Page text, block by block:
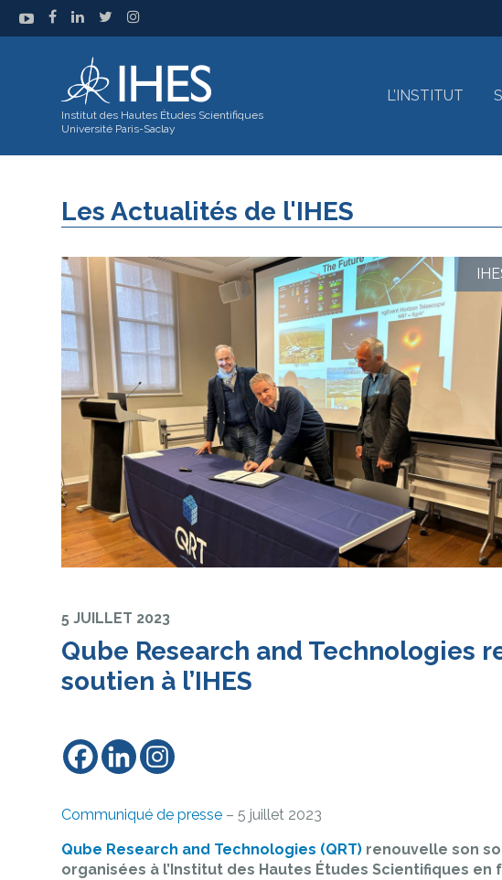
Institut des Hautes Études Scientifiques
Université Paris-Saclay
L’INSTITUT
Les Actualités de l'IHES
5 JUILLET 2023
Qube Research and Technologies
soutien à l’IHES
Communiqué de presse – 5 juillet 2023
Qube Research and Technologies (QRT) renouvelle son
organisées à l’Institut des Hautes Études Scientifiques en